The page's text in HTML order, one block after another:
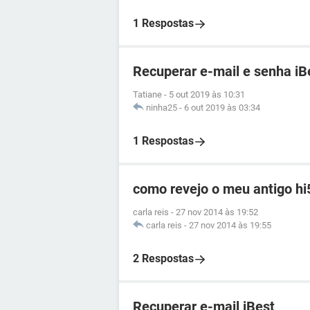
1 Respostas
Recuperar e-mail e senha
Tatiane - 5 out 2019 às 10:31
ninha25 - 6 out 2019 às 03:34
1 Respostas
como revejo o meu antigo
carla reis - 27 nov 2014 às 19:52
carla reis - 27 nov 2014 às 19:55
2 Respostas
Recuperar e-mail iBest